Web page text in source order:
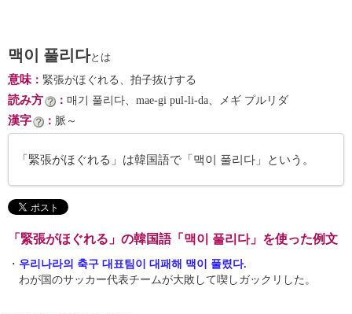
맥이 풀리다とは
意味： 緊張がほぐれる、拍子抜けする
読み方 ： 매기 풀리다、mae-gi pul-li-da、メギ プルリダ
漢字 ： 脈～
「緊張がほぐれる」は韓国語で「맥이 풀리다」という。
「緊張がほぐれる」の韓国語「맥이 풀리다」を使った例文
・ 우리나라의 축구 대표팀이 대패해 맥이 풀렸다.
わが国のサッカー代表チームが大敗して喫しガックリした。